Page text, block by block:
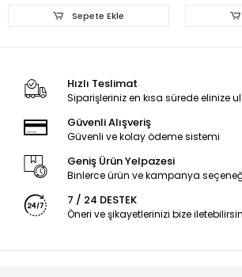
Sepete Ekle
Hızlı Teslimat
Siparişleriniz en kısa sürede elinize
Güvenli Alışveriş
Güvenli ve kolay ödeme sistemi
Geniş Ürün Yelpazesi
Binlerce ürün ve kampanya
7 / 24 DESTEK
Öneri ve şikayetlerinizi bize